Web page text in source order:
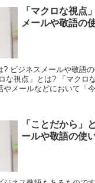
「マクロな視点
メールや敬語の
? ビジネスメールや敬語
な視点」とは? 「マクロ
メールなどにおいて「
「ことだから」
ールや敬語の使